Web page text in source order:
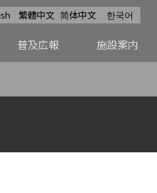
繁體中文 简体中文 한국어
普及広報 施設案内